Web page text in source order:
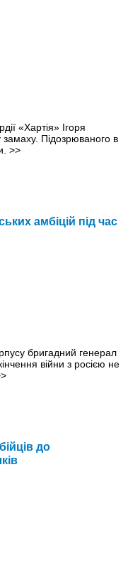
«Хартія» Ігоря
замаху. Підозрюваного в
>>
амбіцій під час
бригадний генерал
війни з росією не
до